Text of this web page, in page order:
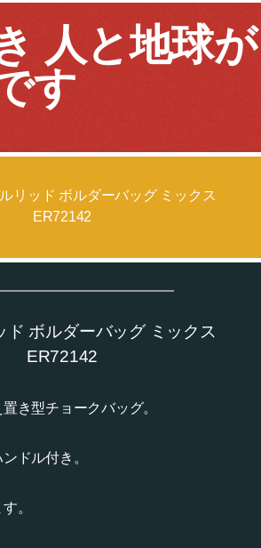
人と地球が
す
リッド ボルダーバッグ ミックス
ER72142
ド ボルダーバッグ ミックス
ER72142
き型チョークバッグ。
ドル付き。
。